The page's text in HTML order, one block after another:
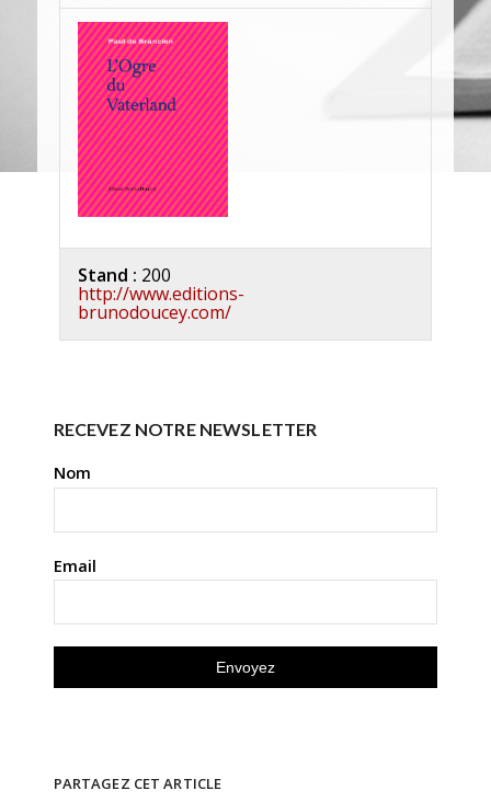
Stand : 200
http://www.editions-
brunodoucey.com/
RECEVEZ NOTRE NEWSLETTER
Nom
Email
PARTAGEZ CET ARTICLE